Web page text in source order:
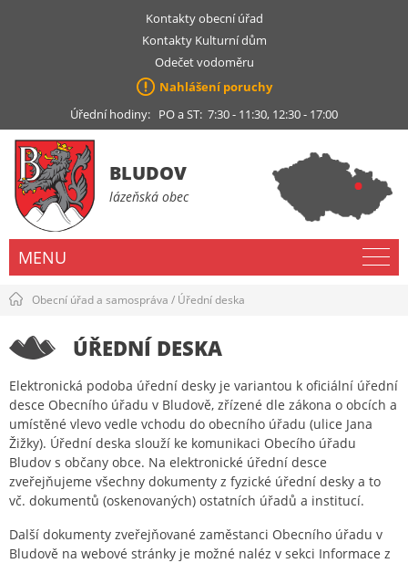
Kontakty obecní úřad
Kontakty Kulturní dům
Odečet vodoměru
Nahlášení poruchy
Úřední hodiny: PO a ST: 7:30 - 11:30, 12:30 - 17:00
BLUDOV
lázeňská obec
MENU
Obecní úřad a samospráva / Úřední deska
ÚŘEDNÍ DESKA
Elektronická podoba úřední desky je variantou k oficiální úřední
desce Obecního úřadu v Bludově, zřízené dle zákona o obcích a
umístěné vlevo vedle vchodu do obecního úřadu (ulice Jana
Žižky). Úřední deska slouží ke komunikaci Obecího úřadu
Bludov s občany obce. Na elektronické úřední desce
zveřejňujeme všechny dokumenty z fyzické úřední desky a to
vč. dokumentů (oskenovaných) ostatních úřadů a institucí.
Další dokumenty zveřejňované zaměstanci Obecního úřadu v
Bludově na webové stránky je možné naléz v sekci Informace z